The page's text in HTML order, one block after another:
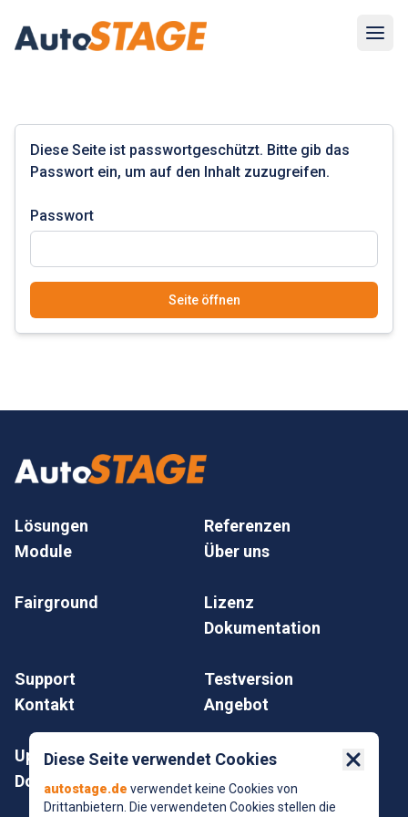
Diese Seite ist passwortgeschützt. Bitte gib das
Passwort ein, um auf den Inhalt zuzugreifen.
Passwort
Seite öffnen
Lösungen
Module
Fairground
Referenzen
Über uns
Lizenz
Dokumentation
Support
Kontakt
Update
Download
Testversion
Angebot
Impressum
Datenschutz
Diese Seite verwendet Cookies Close
autostage.de verwendet keine Cookies von
Drittanbietern. Die verwendeten Cookies stellen die